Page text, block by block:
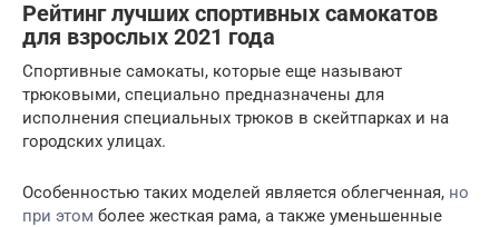
Рейтинг лучших спортивных самокатов
для взрослых 2021 года
Спортивные самокаты, которые еще называют
трюковыми, специально предназначены для
исполнения специальных трюков в скейтпарках и на
городских улицах.
Особенностью таких моделей является облегченная, но
при этом более жесткая рама, а также уменьшенные